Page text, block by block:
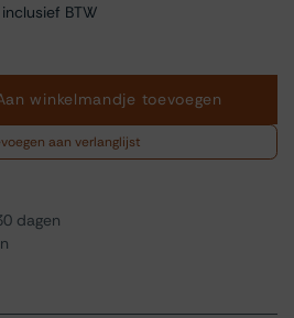
BTW
winkelmandje toevoegen
aan verlanglijst
dagen